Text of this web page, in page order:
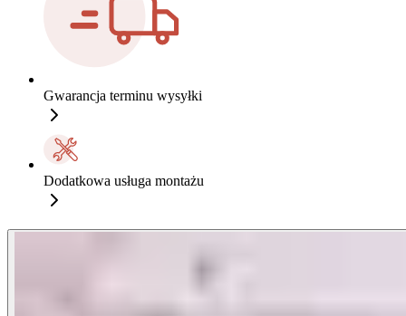
Gwarancja terminu wysyłki
Dodatkowa usługa montażu